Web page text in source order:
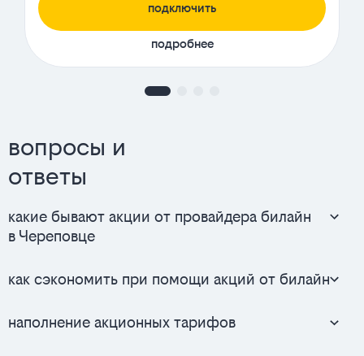
подключить
подробнее
вопросы и
ответы
какие бывают акции от провайдера билайн
в Череповце
как сэкономить при помощи акций от билайн
наполнение акционных тарифов